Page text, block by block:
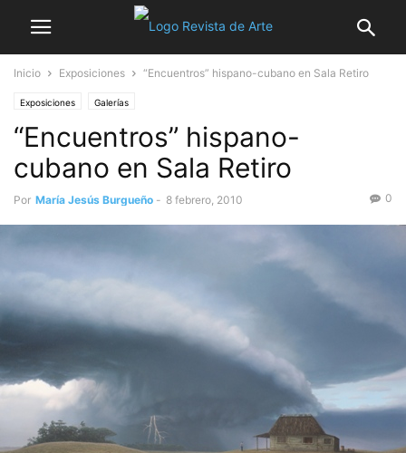
Inicio Exposiciones “Encuentros” hispano-cubano en Sala Retiro
Exposiciones Galerías
“Encuentros” hispano-
cubano en Sala Retiro
Por María Jesús Burgueño - 8 febrero, 2010 0